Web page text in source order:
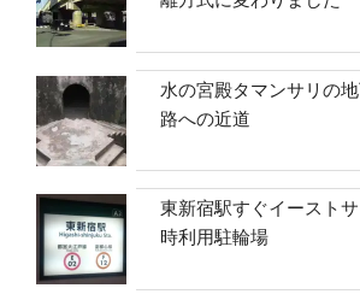
水の宮殿タマンサリの
路への近道
東新宿駅すぐイースト
時利用駐輪場